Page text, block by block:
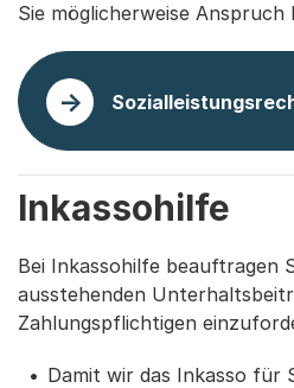
Sie möglicherweise
Inkassohilfe
Bei Inkassohilfe beauftragen
ausstehenden
Zahlungspflichtigen
Damit wir das Inkasso für